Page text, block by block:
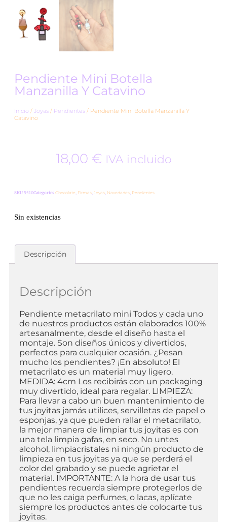
Pendiente Mini Botella
Manzanilla Y Catavino
Inicio / Joyas / Pendientes / Pendiente Mini Botella Manzanilla Y
Catavino
18,00 € IVA incluido
SKU 5510Categories Chocolate, Firmas, Joyas, Novedades, Pendientes
Sin existencias
Descripción
Descripción
Pendiente metacrilato mini Todos y cada uno
de nuestros productos están elaborados 100%
artesanalmente, desde el diseño hasta el
montaje. Son diseños únicos y divertidos,
perfectos para cualquier ocasión. ¿Pesan
mucho los pendientes? ¡En absoluto! El
metacrilato es un material muy ligero.
MEDIDA: 4cm Los recibirás con un packaging
muy divertido, ideal para regalar. LIMPIEZA:
Para llevar a cabo un buen mantenimiento de
tus joyitas jamás utilices, servilletas de papel o
esponjas, ya que pueden rallar el metacrilato,
la mejor manera de limpiar tus joyitas es con
una tela limpia gafas, en seco. No untes
alcohol, limpiacristales ni ningún producto de
limpieza en tus joyitas ya que se perderá el
color del grabado y se puede agrietar el
material. IMPORTANTE: A la hora de usar tus
pendientes recuerda siempre protegerlos de
que no les caiga perfumes, o lacas, aplícate
siempre los productos antes de colocarte tus
joyitas.